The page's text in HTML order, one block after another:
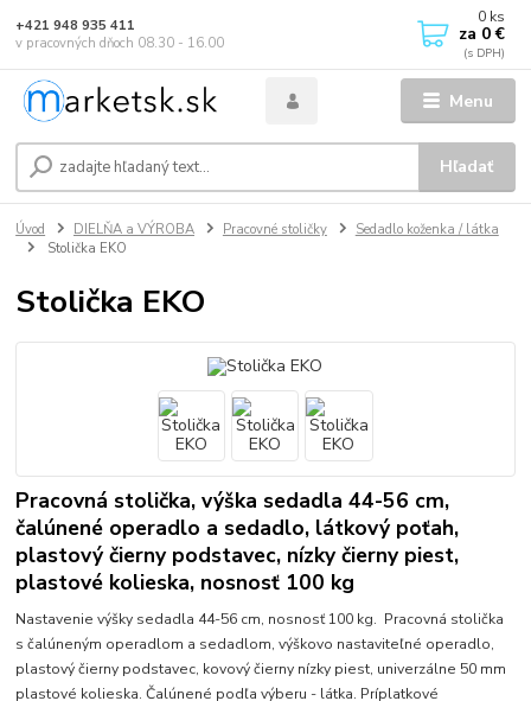
Menu
Hľadať
+421 948 935 411
v pracovných dňoch 08.30 - 16.00
0 ks
za 0 €
Úvod DIELŇA a VÝROBA Pracovné stoličky
Sedadlo koženka / látka
Stolička EKO
Stolička EKO
Pracovná stolička, výška sedadla 44-56 cm,
čalúnené operadlo a sedadlo, látkový poťah,
plastový čierny podstavec, nízky čierny piest,
plastové kolieska, nosnosť 100 kg
Nastavenie výšky sedadla 44-56 cm, nosnosť 100 kg. Pracovná stolička
s čalúneným operadlom a sedadlom, výškovo nastaviteľné operadlo,
plastový čierny podstavec, kovový čierny nízky piest, univerzálne 50 mm
plastové kolieska. Čalúnené podľa výberu - látka. Príplatkové